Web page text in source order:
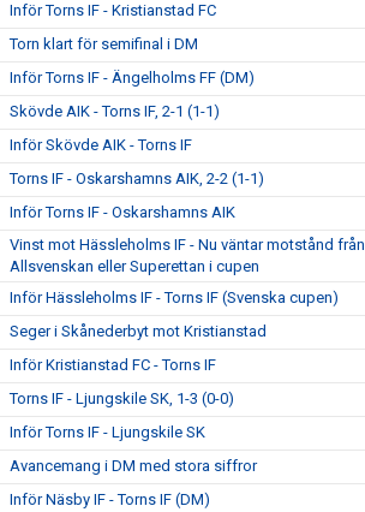
Inför Torns IF - Kristianstad FC
Torn klart för semifinal i DM
Inför Torns IF - Ängelholms FF (DM)
Skövde AIK - Torns IF, 2-1 (1-1)
Inför Skövde AIK - Torns IF
Torns IF - Oskarshamns AIK, 2-2 (1-1)
Inför Torns IF - Oskarshamns AIK
Vinst mot Hässleholms IF - Nu väntar motstånd från
Allsvenskan eller Superettan i cupen
Inför Hässleholms IF - Torns IF (Svenska cupen)
Seger i Skånederbyt mot Kristianstad
Inför Kristianstad FC - Torns IF
Torns IF - Ljungskile SK, 1-3 (0-0)
Inför Torns IF - Ljungskile SK
Avancemang i DM med stora siffror
Inför Näsby IF - Torns IF (DM)